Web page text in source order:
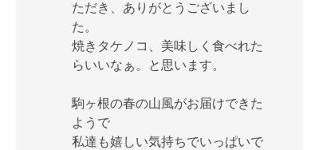
ただき、ありがとうございまし
た。
焼きタケノコ、美味しく食べれた
らいいなぁ。と思います。
駒ヶ根の春の山風がお届けできた
ようで
私達も嬉しい気持ちでいっぱいで